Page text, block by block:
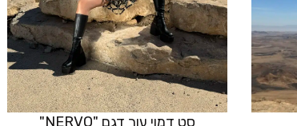
סט דמוי עור דגם "NERVO"